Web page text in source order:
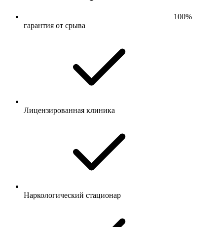
100%
гарантия от срыва
Лицензированная клиника
Наркологический стационар